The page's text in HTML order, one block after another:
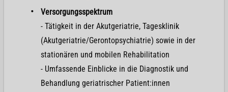
Versorgungsspektrum
- Tätigkeit in der Akutgeriatrie, Tagesklinik
(Akutgeriatrie/Gerontopsychiatrie) sowie in der
stationären und mobilen Rehabilitation
- Umfassende Einblicke in die Diagnostik und
Behandlung geriatrischer Patient:innen